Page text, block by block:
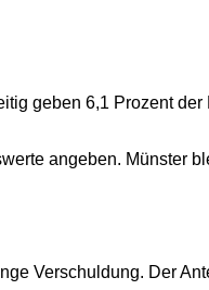
geben 6,1 Prozent
angeben. Münster
Verschuldung. Der